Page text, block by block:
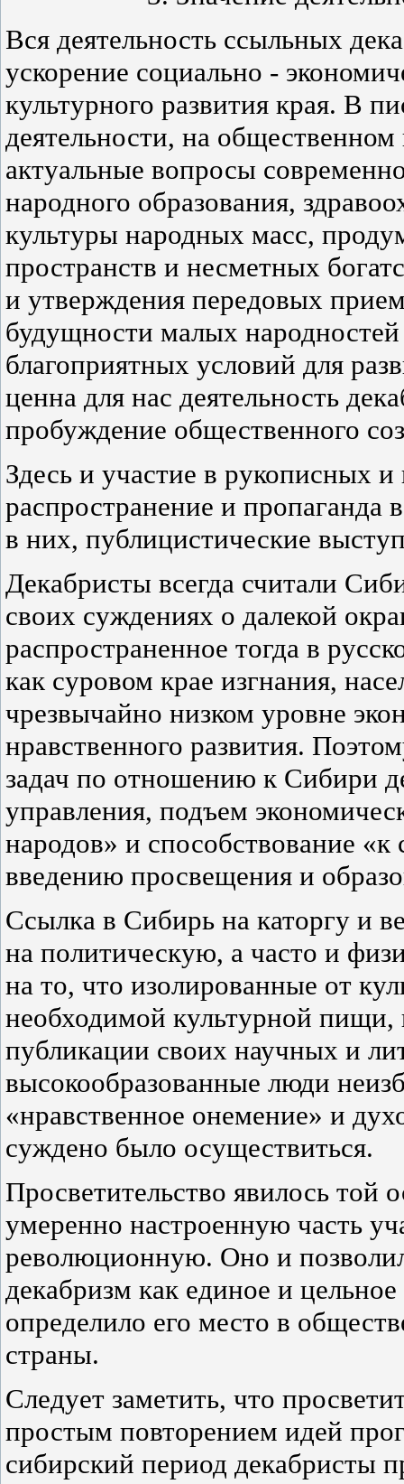
Вся деятельность ссыльных
ускорение социально -
культурного развития края. В
деятельности, на
актуальные вопросы
народного образования,
культуры народных масс,
пространств и несметных
и утверждения передовых
будущности малых
благоприятных условий для
ценна для нас деятельность
пробуждение общественного
Здесь и участие в рукописных
распространение и
в них, публицистические
Декабристы всегда считали
своих суждениях о далекой
распространенное тогда в
как суровом крае изгнания,
чрезвычайно низком уровне
нравственного развития.
задач по отношению к Сибири
управления, подъем
народов» и способствование
введению просвещения и
Ссылка в Сибирь на каторгу и
на политическую, а часто и
на то, что изолированные от
необходимой культурной пищи,
публикации своих научных и
высокообразованные люди
«нравственное онемение» и
суждено было осуществиться.
Просветительство явилось той
умеренно настроенную часть
революционную. Оно и
декабризм как единое и
определило его место в
страны.
Следует заметить, что
простым повторением идей
сибирский период